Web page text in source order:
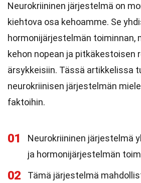
Neurokriininen järjestelmä on
kiehtova osa kehoamme. Se
hormonijärjestelmän toiminnan,
kehon nopean ja pitkäkestoisen
ärsykkeisiin. Tässä artikkelissa
neurokriinisen järjestelmän
faktoihin.
01
Neurokriininen järjestelmä
ja hormonijärjestelmän
02
Tämä järjestelmä